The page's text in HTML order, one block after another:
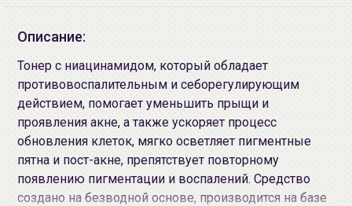
Описание:
Тонер с ниацинамидом, который обладает
противовоспалительным и себорегулирующим
действием, помогает уменьшить прыщи и
проявления акне, а также ускоряет процесс
обновления клеток, мягко осветляет пигментные
пятна и пост-акне, препятствует повторному
появлению пигментации и воспалений. Средство
создано на безводной основе, производится на базе